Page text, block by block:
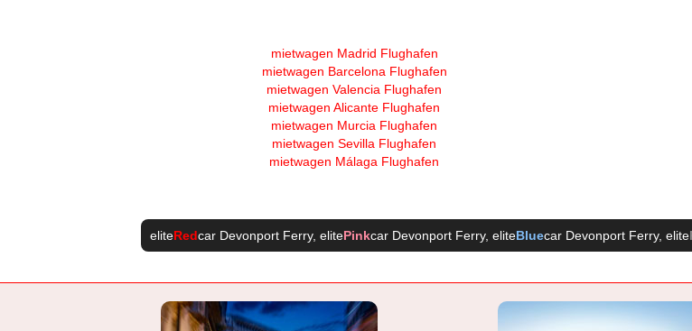
mietwagen Madrid Flughafen
mietwagen Barcelona Flughafen
mietwagen Valencia Flughafen
mietwagen Alicante Flughafen
mietwagen Murcia Flughafen
mietwagen Sevilla Flughafen
mietwagen Málaga Flughafen
eliteRedcar Devonport Ferry, elitePinkcar Devonport Ferry, eliteBluecar Devonport Ferry, elite